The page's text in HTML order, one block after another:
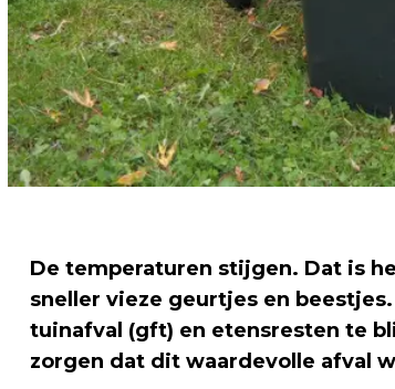
De temperaturen stijgen. Dat is
sneller vieze geurtjes en
tuinafval (gft) en etensresten te
zorgen dat dit waardevolle afval